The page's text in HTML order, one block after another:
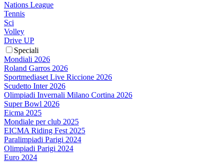
Nations League
Tennis
Sci
Volley
Drive UP
Speciali
Mondiali 2026
Roland Garros 2026
Sportmediaset Live Riccione 2026
Scudetto Inter 2026
Olimpiadi Invernali Milano Cortina 2026
Super Bowl 2026
Eicma 2025
Mondiale per club 2025
EICMA Riding Fest 2025
Paralimpiadi Parigi 2024
Olimpiadi Parigi 2024
Euro 2024